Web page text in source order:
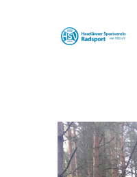
TRAINING
TERMINE
AKTUELLES